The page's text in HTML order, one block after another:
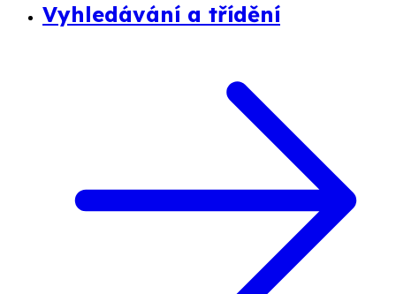
Vyhledávání a třídění